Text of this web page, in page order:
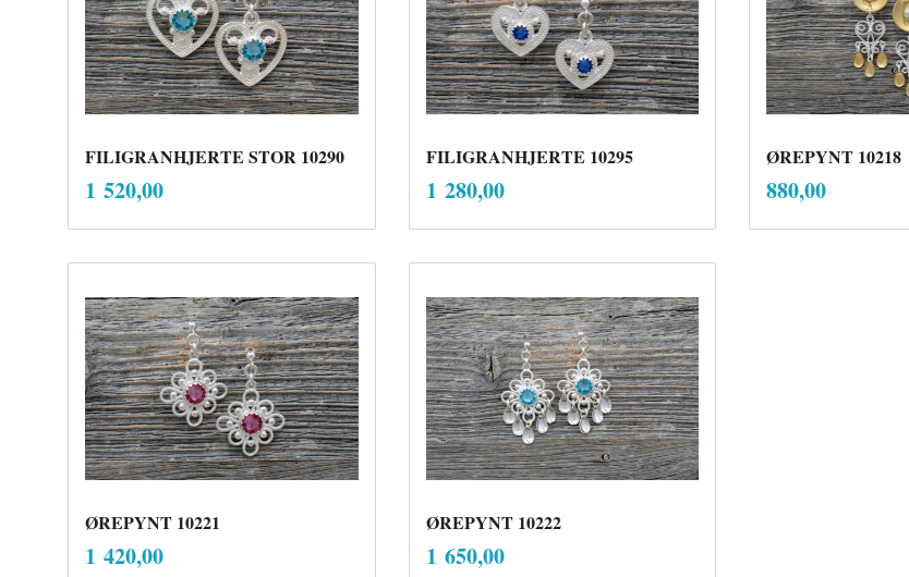
FILIGRANHJERTE STOR 10290
Pris
1 520,00
FILIGRANHJERTE 10295
Pris
1 280,00mva.
ØREPYNT 10218
Pris
880,00
ØREPYNT 10221
Pris
1 420,00
ØREPYNT 10222
Pris
1 650,00mva.